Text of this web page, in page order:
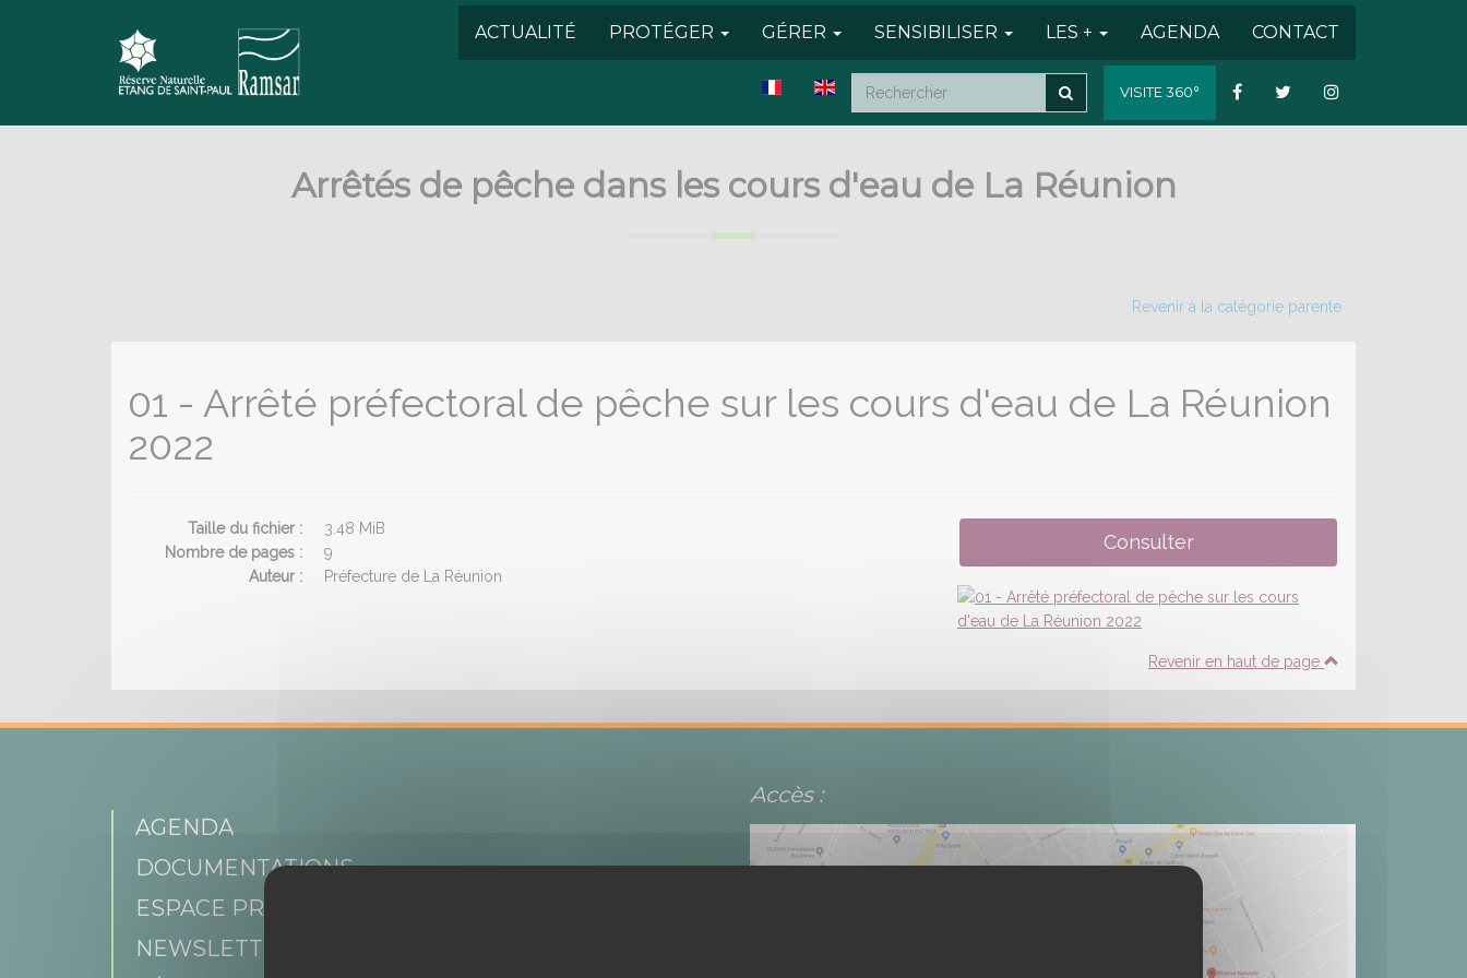
ACTUALITÉ PROTÉGER GÉRER SENSIBILISER LES + AGENDA CONTACT
VISITE 360°
Arrêtés de pêche dans les cours d'eau de La Réunion
Revenir à la catégorie parente
01 - Arrêté préfectoral de pêche sur les cours d'eau de La Réunion
2022
Taille du fichier :
3.48 MiB
Nombre de pages :
9
Auteur :
Préfecture de La Réunion
Revenir en haut de page
AGENDA
DOCUMENTATIONS
ESPACE PRESSE
NEWSLETTER
Accès :